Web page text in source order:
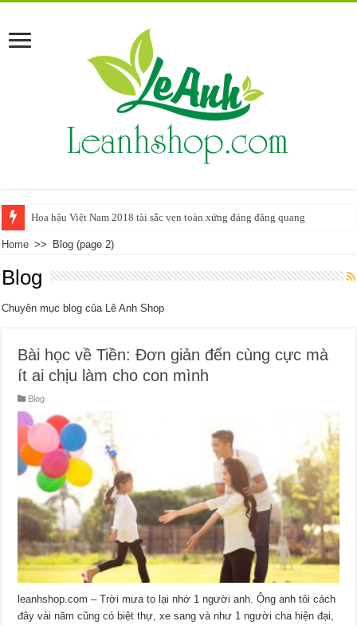
Hoa hậu Việt Nam 2018 tài sắc vẹn toàn xứng đáng đăng quang
Home >> Blog (page 2)
Blog
Chuyên mục blog của Lê Anh Shop
Bài học về Tiền: Đơn giản đến cùng cực mà
ít ai chịu làm cho con mình
Blog
leanhshop.com – Trời mưa to lại nhớ 1 người anh. Ông anh tôi cách
đây vài năm cũng có biệt thự, xe sang và như 1 người cha hiện đại,